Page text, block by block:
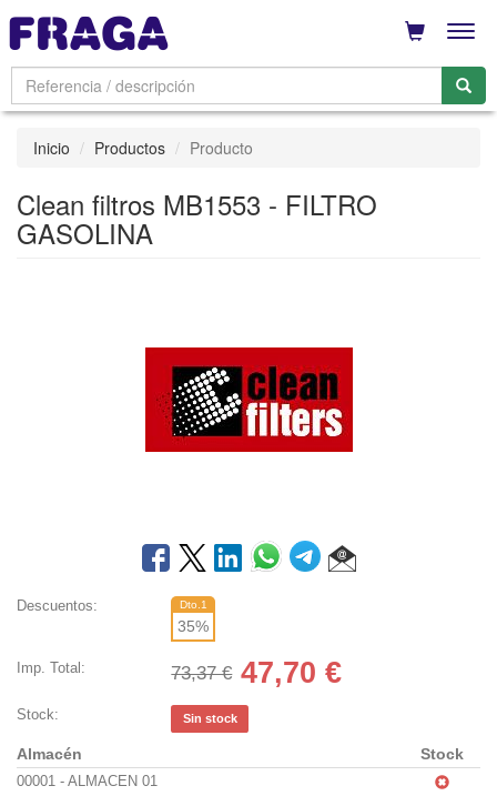
Inicio Productos Producto
Clean filtros MB1553 - FILTRO
GASOLINA
Descuentos: Dto.1
35%
Imp. Total: 73,37 € 47,70 €
Stock: Sin stock
Almacén Stock
00001 - ALMACEN 01